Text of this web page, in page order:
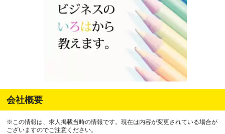
会社概要
※この情報は、求人掲載当時の情報です。現在は内容が変更されている場合が
ございますのでご注意ください。